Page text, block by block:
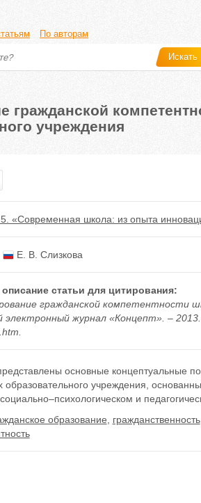
По авторам
Искать
гражданской
учреждения
«Современная школа: из опыта
Е. В. Слизкова
статьи для цитирования:
гражданской компетентности
электронный журнал «Концепт». –
основные концептуальные
образовательного учреждения,
и
образование гражданственность,